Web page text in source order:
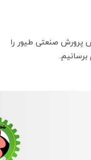
پرورش صنعتی طیور را